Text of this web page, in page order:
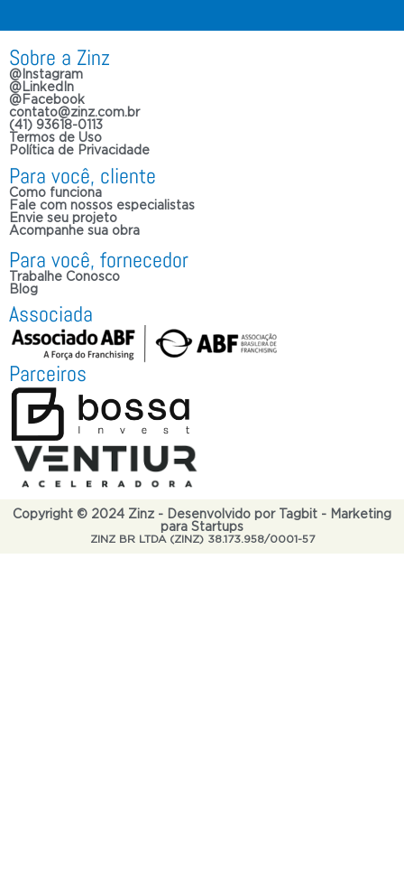
Sobre a Zinz
@Instagram
@LinkedIn
@Facebook
contato@zinz.com.br
(41) 93618-0113
Termos de Uso
Política de Privacidade
Para você, cliente
Como funciona
Fale com nossos especialistas
Envie seu projeto
Acompanhe sua obra
Para você, fornecedor
Trabalhe Conosco
Blog
Associada
Parceiros
Copyright © 2024 Zinz - Desenvolvido por Tagbit - Marketing
para Startups
ZINZ BR LTDA (ZINZ) 38.173.958/0001-57